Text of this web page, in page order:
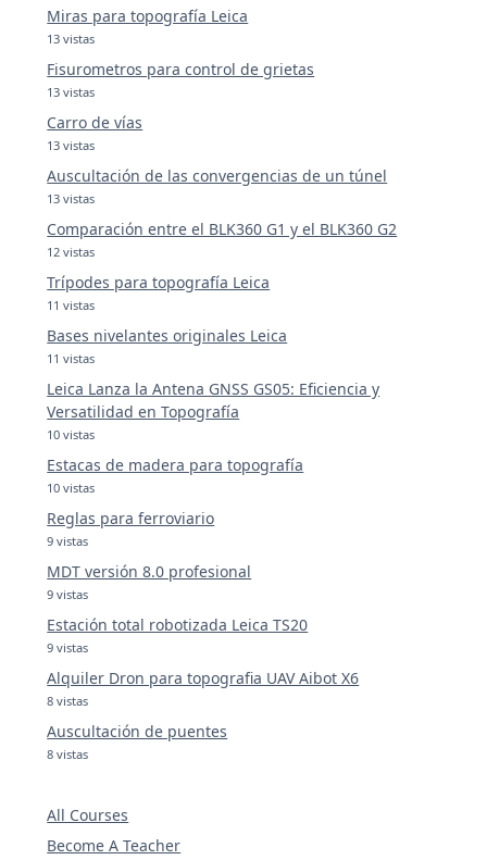
Miras para topografía Leica
13 vistas
Fisurometros para control de grietas
13 vistas
Carro de vías
13 vistas
Auscultación de las convergencias de un túnel
13 vistas
Comparación entre el BLK360 G1 y el BLK360 G2
12 vistas
Trípodes para topografía Leica
11 vistas
Bases nivelantes originales Leica
11 vistas
Leica Lanza la Antena GNSS GS05: Eficiencia y
Versatilidad en Topografía
10 vistas
Estacas de madera para topografía
10 vistas
Reglas para ferroviario
9 vistas
MDT versión 8.0 profesional
9 vistas
Estación total robotizada Leica TS20
9 vistas
Alquiler Dron para topografia UAV Aibot X6
8 vistas
Auscultación de puentes
8 vistas
All Courses
Become A Teacher